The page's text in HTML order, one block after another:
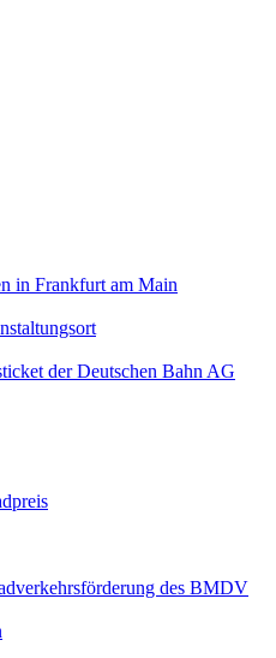
in Frankfurt am Main
der Deutschen Bahn AG
des BMDV